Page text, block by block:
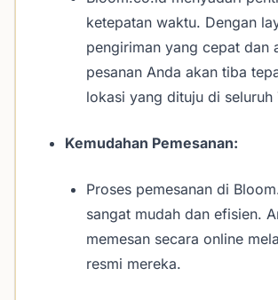
ketepatan waktu. Dengan
pengiriman yang cepat dan
pesanan Anda akan tiba
lokasi yang dituju di seluruh
Kemudahan Pemesanan:
Proses pemesanan di
sangat mudah dan efisien.
memesan secara online
resmi mereka.